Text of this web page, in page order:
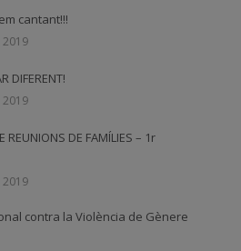
cantant!!!
DIFERENT!
REUNIONS DE FAMÍLIES – 1r
contra la Violència de Gènere